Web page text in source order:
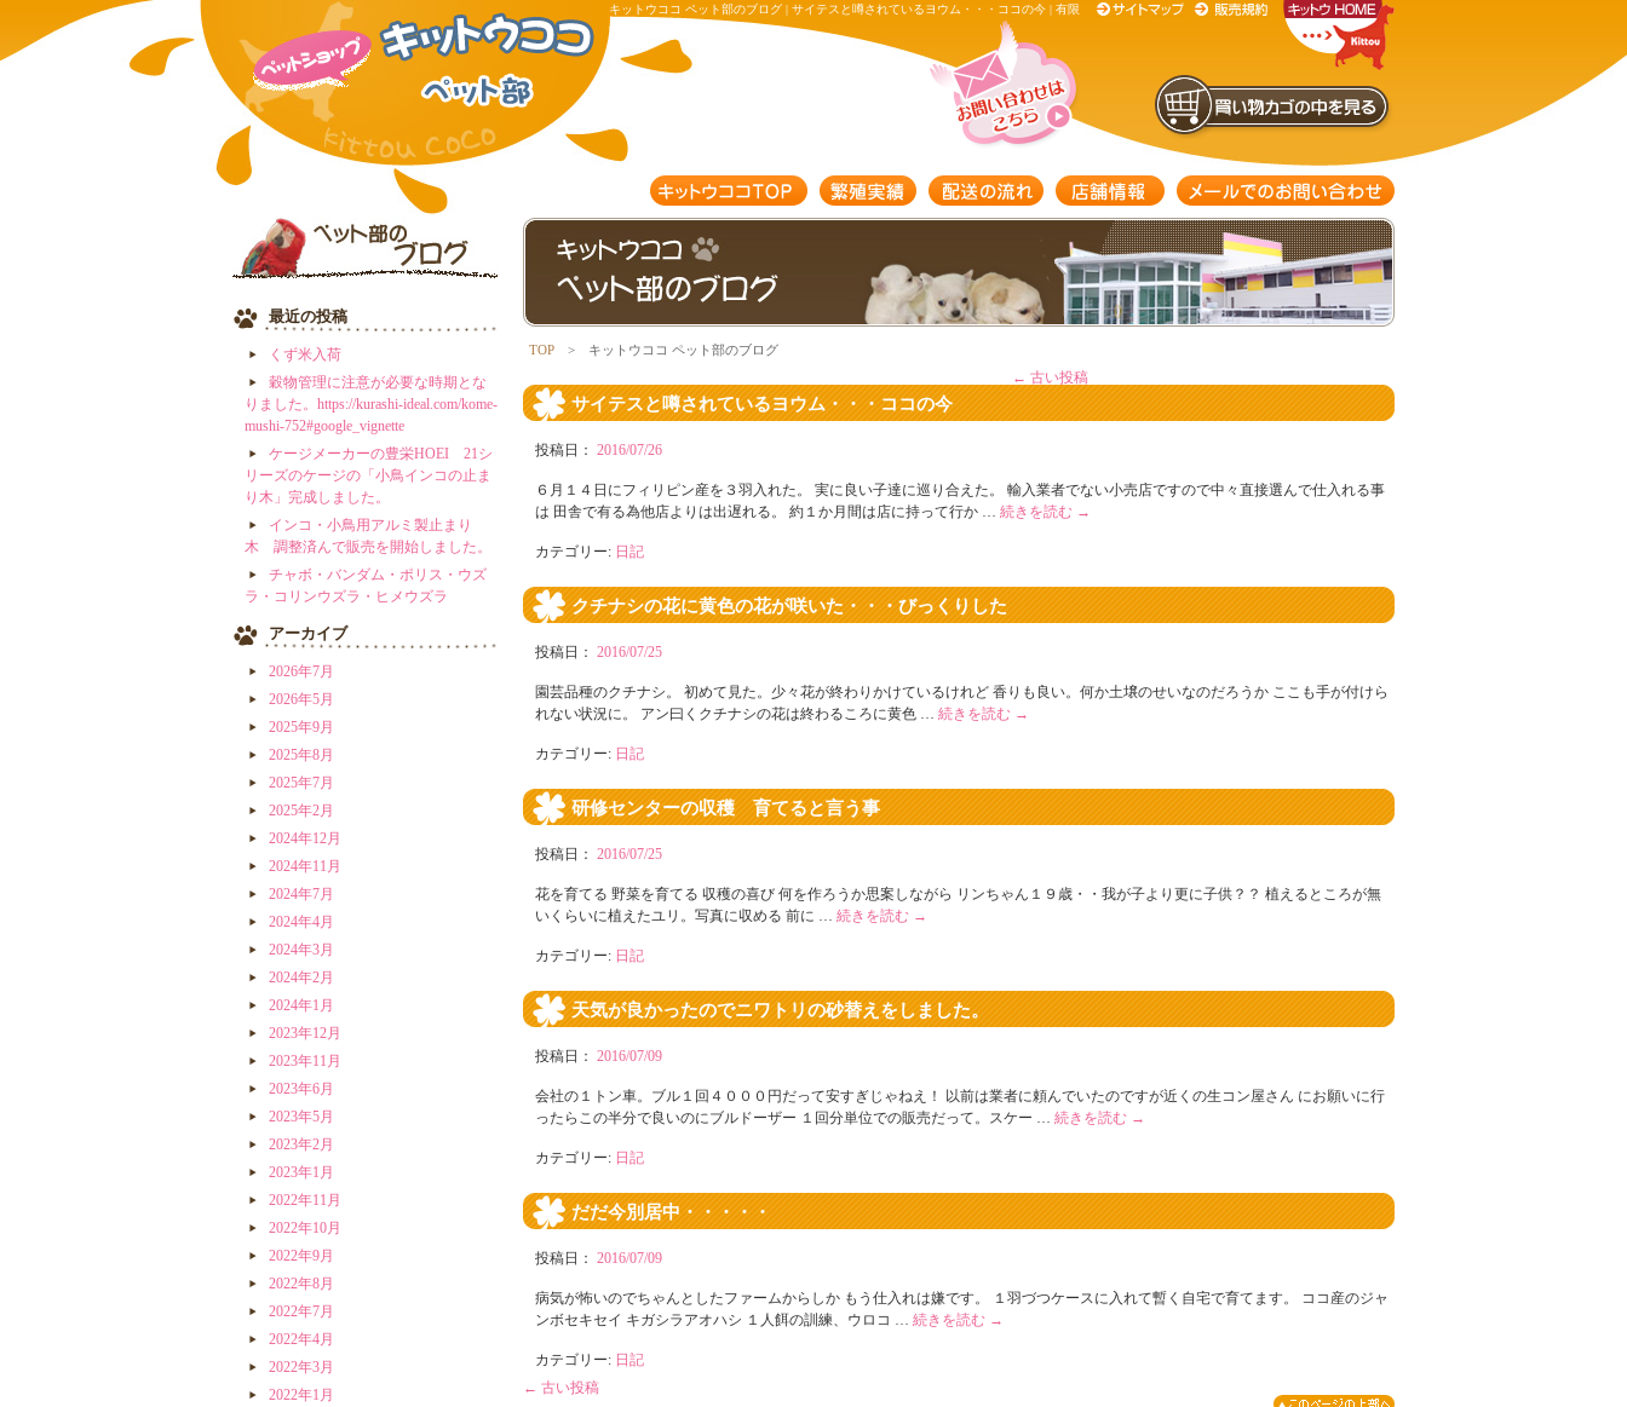
キットウココ ペット部のブログ | サイテスと噂されているヨウム・・・ココの今 | 有限
会社キットウココ
最近の投稿
くず米入荷
穀物管理に注意が必要な時期とな
りました。https://kurashi-ideal.com/kome-
mushi-752#google_vignette
ケージメーカーの豊栄HOEI 21シ
リーズのケージの「小鳥インコの止ま
り木」完成しました。
インコ・小鳥用アルミ製止まり
木 調整済んで販売を開始しました。
チャボ・バンダム・ポリス・ウズ
ラ・コリンウズラ・ヒメウズラ
アーカイブ
2026年7月
2026年5月
2025年9月
2025年8月
2025年7月
2025年2月
2024年12月
2024年11月
2024年7月
2024年4月
2024年3月
2024年2月
2024年1月
2023年12月
2023年11月
2023年6月
2023年5月
2023年2月
2023年1月
2022年11月
2022年10月
2022年9月
2022年8月
2022年7月
2022年4月
2022年3月
2022年1月
TOP > キットウココ ペット部のブログ
← 古い投稿
サイテスと噂されているヨウム・・・ココの今
投稿日： 2016/07/26
６月１４日にフィリピン産を３羽入れた。 実に良い子達に巡り合えた。 輸入業者でない小売店ですので中々直接選んで仕入れる事
は 田舎で有る為他店よりは出遅れる。 約１か月間は店に持って行か … 続きを読む →
カテゴリー: 日記
クチナシの花に黄色の花が咲いた・・・びっくりした
投稿日： 2016/07/25
園芸品種のクチナシ。 初めて見た。少々花が終わりかけているけれど 香りも良い。何か土壌のせいなのだろうか ここも手が付けら
れない状況に。 アン曰くクチナシの花は終わるころに黄色 … 続きを読む →
カテゴリー: 日記
研修センターの収穫 育てると言う事
投稿日： 2016/07/25
花を育てる 野菜を育てる 収穫の喜び 何を作ろうか思案しながら リンちゃん１９歳・・我が子より更に子供？？ 植えるところが無
いくらいに植えたユリ。写真に収める 前に … 続きを読む →
カテゴリー: 日記
天気が良かったのでニワトリの砂替えをしました。
投稿日： 2016/07/09
会社の１トン車。ブル１回４０００円だって安すぎじゃねえ！ 以前は業者に頼んでいたのですが近くの生コン屋さん にお願いに行
ったらこの半分で良いのにブルドーザー １回分単位での販売だって。スケー … 続きを読む →
カテゴリー: 日記
だだ今別居中・・・・・
投稿日： 2016/07/09
病気が怖いのでちゃんとしたファームからしか もう仕入れは嫌です。 １羽づつケースに入れて暫く自宅で育てます。 ココ産のジャ
ンボセキセイ キガシラアオハシ １人餌の訓練、ウロコ … 続きを読む →
カテゴリー: 日記
← 古い投稿